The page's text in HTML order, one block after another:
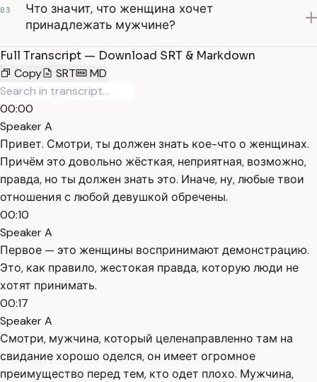
03
Что значит, что женщина хочет
принадлежать мужчине?
Full Transcript — Download SRT & Markdown
Copy
SRT MD
00:00
Speaker A
Привет. Смотри, ты должен знать кое-что о женщинах.
Причём это довольно жёсткая, неприятная, возможно,
правда, но ты должен знать это. Иначе, ну, любые твои
отношения с любой девушкой обречены.
00:10
Speaker A
Первое — это женщины воспринимают демонстрацию.
Это, как правило, жестокая правда, которую люди не
хотят принимать.
00:17
Speaker A
Смотри, мужчина, который целенаправленно там на
свидание хорошо оделся, он имеет огромное
преимущество перед тем, кто одет плохо. Мужчина,